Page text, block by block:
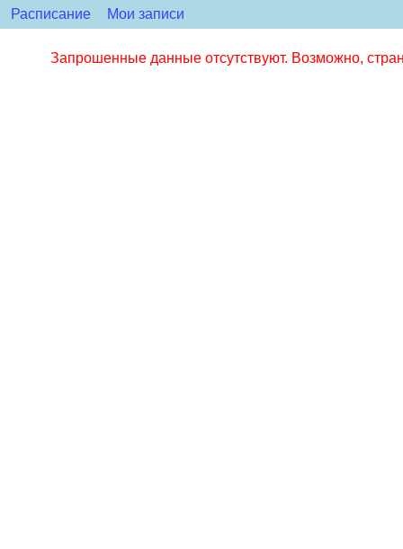
Расписание Мои записи
Запрошенные данные отсутствуют. Возможно,